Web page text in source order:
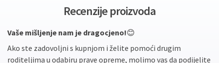
Recenzije proizvoda
Vaše mišljenje nam je dragocjeno!😊
Ako ste zadovoljni s kupnjom i želite pomoći drugim
roditeljima u odabiru prave opreme, molimo vas da podijelite